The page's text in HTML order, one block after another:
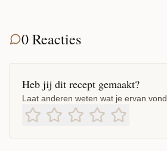
0 Reacties
Heb jij dit recept gemaakt?
Laat anderen weten wat je ervan vond.